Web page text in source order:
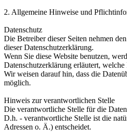
2. Allgemeine Hinweise und
Datenschutz
Die Betreiber dieser Seiten nehmen
dieser Datenschutzerklärung.
Wenn Sie diese Website benutzen,
Datenschutzerklärung erläutert,
Wir weisen darauf hin, dass die
möglich.
Hinweis zur verantwortlichen Stelle
Die verantwortliche Stelle für die
D.h. - verantwortliche Stelle ist die
Adressen o. Ä.) entscheidet.